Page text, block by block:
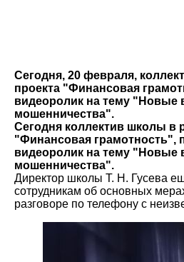
Сегодня, 20 февраля,
проекта "Финансовая
видеоролик на тему "Новые
мошенничества".
Сегодня коллектив школы в
"Финансовая грамотность",
видеоролик на тему "Новые
мошенничества".
Директор школы Т. Н. Гусева
сотрудникам об основных
разговоре по телефону с